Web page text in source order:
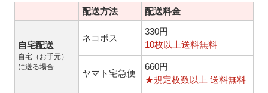
配送方法 配送料金
自宅配送
自宅（お手元）
に送る場合
ネコポス
330円
10枚以上送料無料
ヤマト宅急便
660円
★規定枚数以上 送料無料